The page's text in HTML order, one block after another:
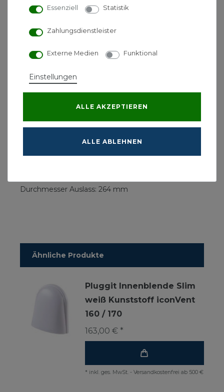
Dachneigung 25° – 45°, DH160-
KS
1 x Dachhaube schwarz
1 x Befestigungsschelle
1 x Klemmring
aus Blei
Farbe / Oberfläche: schwarz
Durchmesser Auslass: 264 mm
Ähnliche Produkte
Pluggit Innenblende Slim
weiß Kunststoff iconVent
160 / 170
163,00 € *
* inkl. ges. MwSt. - Versandkostenfrei ab 500 €
Essenziell Statistik
Zahlungsdienstleister
Externe Medien Funktional
Einstellungen
ALLE AKZEPTIEREN
ALLE ABLEHNEN